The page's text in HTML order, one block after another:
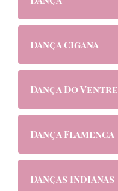
Dança Cigana
Dança Do Ventre
Dança Flamenca
Danças Indianas